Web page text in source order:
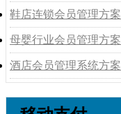
鞋店连锁会员管理方案
母婴行业会员管理方案
酒店会员管理系统方案